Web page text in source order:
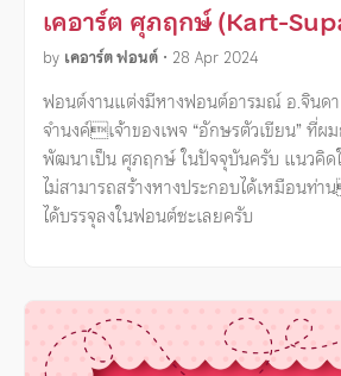
เคอาร์ต ศุภฤกษ์ (Kart-
by เคอาร์ต ฟอนต์ • 28 Apr 2024
ฟอนต์งานแต่งมีหางฟอนต์อารมณ์ อ.จินดา
จำนงค์เจ้าของเพจ “อักษรตัวเขียน” ที่ผ
พัฒนาเป็น ศุภฤกษ์ ในปัจจุบันครับ แนวคิ
ไม่สามารถสร้างหางประกอบได้เหมือนท่
ได้บรรจุลงในฟอนต์ซะเลยครับ